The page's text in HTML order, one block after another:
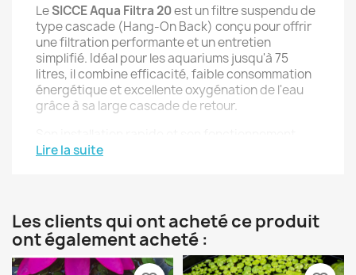
LeSICCE Aqua Filtra 20est un filtre suspendu de
type cascade (Hang-On Back) conçu pour offrir
une filtration performante et un entretien
simplifié. Idéal pour les aquariums jusqu'à 75
litres, il combine efficacité, faible consommation
énergétique et excellente oxygénation de l'eau
grâce à sa large cascade de retour.
silencieux en font une solution parfaite aussi bien
Les points forts
Filtre cascade suspendu compact
Débit réglable jusqu'à450 l/h
Lire la suite
Les clients qui ont acheté ce produit
ont également acheté :